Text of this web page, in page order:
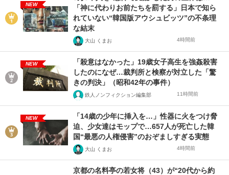
NEW
「神に代わりお前たちを罰する」日本で知ら
れていない“韓国版アウシュビッツ”の不条理
な結末
大山 くまお 4時間前
NEW
「殺意はなかった」19歳女子高生を強姦殺害
したのになぜ…裁判所と検察が対立した「驚
きの判決」（昭和42年の事件）
鉄人ノンフィクション編集部 11時間前
NEW
「14歳の少年に挿入を…」性器に火をつけ脅
迫、少女達はモップで…657人が死亡した韓
国“最悪の人権侵害”のおぞましすぎる実態
大山 くまお 4時間前
京都の名料亭の若女将（43）が“20代から約